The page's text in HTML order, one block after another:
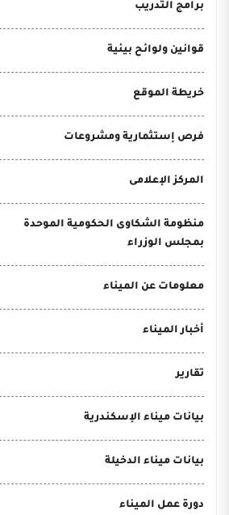
برامج التدريب
قوانين ولوائح بيئية
خريطة الموقع
فرص إستثمارية ومشروعات
المركز الإعلامى
منظومة الشكاوى الحكومية الموحدة
بمجلس الوزراء
معلومات عن الميناء
أخبار الميناء
تقارير
بيانات ميناء الإسكندرية
بيانات ميناء الدخيلة
دورة عمل الميناء